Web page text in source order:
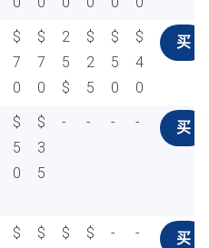
$
7
0
$
7
0
2
5
$
$
2
5
$
5
0
$
4
0
买
$
5
0
$
3
5
- - - - 买
$
$
$
$
- - 买